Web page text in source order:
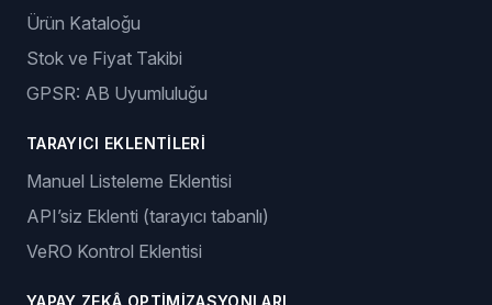
Ürün Kataloğu
Stok ve Fiyat Takibi
GPSR: AB Uyumluluğu
TARAYICI EKLENTILERI
Manuel Listeleme Eklentisi
API’siz Eklenti (tarayıcı tabanlı)
VeRO Kontrol Eklentisi
YAPAY ZEKÂ OPTIMIZASYONLARI